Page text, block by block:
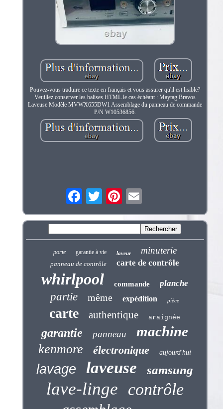
Pouvez-vous traduire ce texte en français et vous assurer qu'il est lisible?
Veuillez conserver les balises HTML le cas échéant : Maytag Bravos
Laveuse Modèle MVWX655DW1 Assemblage du panneau de commande
P/N W10536856.
porte garantie à vie laveur minuterie
panneau de contrôle carte de contrôle
whirlpool commande planche
partie même expédition pièce
carte authentique araignée
garantie panneau machine
kenmore électronique aujourd'hui
lavage laveuse samsung
lave-linge contrôle